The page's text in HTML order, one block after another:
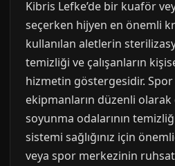
Kibris Lefke’de bir kuaför
seçerken hijyen en önemli
kullanılan aletlerin
temizliği ve çalışanların
hizmetin göstergesidir. Spor
ekipmanların düzenli
soyunma odalarının
sistemi sağlığınız için
veya spor merkezinin